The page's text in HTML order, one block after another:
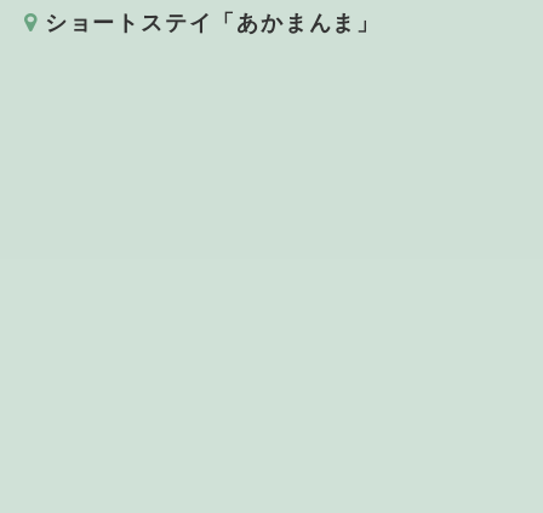
ショートステイ「あかまんま」